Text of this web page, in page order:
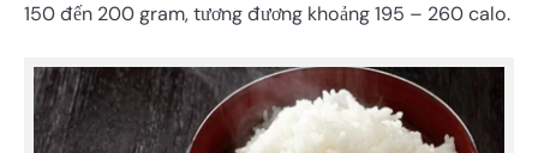
150 đến 200 gram, tương đương khoảng 195 – 260 calo.